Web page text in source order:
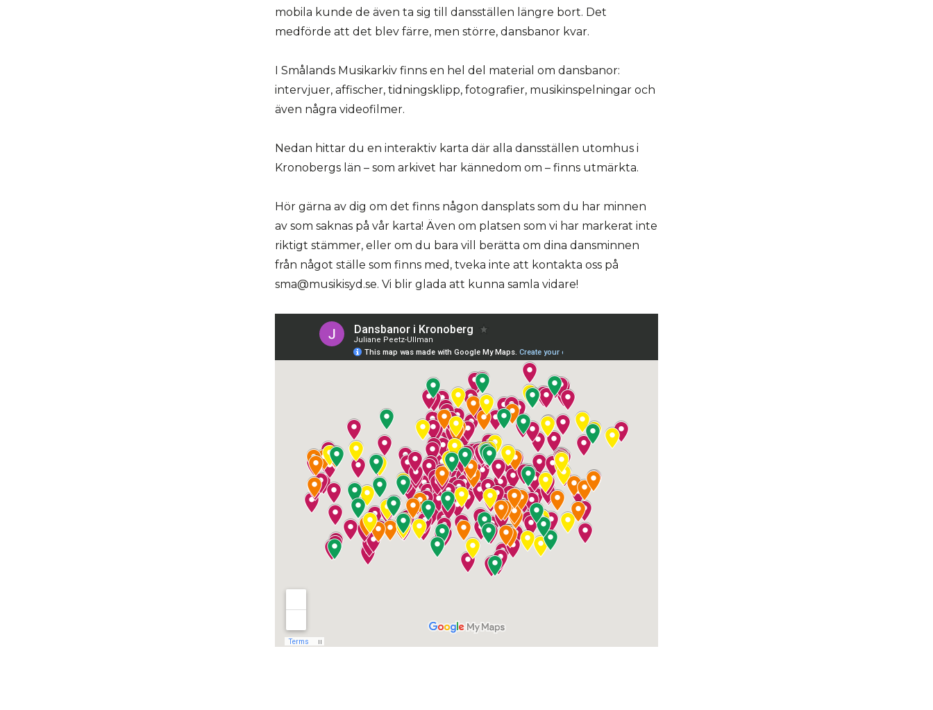
mobila kunde de även ta sig till dansställen längre bort. Det
medförde att det blev färre, men större, dansbanor kvar.
I Smålands Musikarkiv finns en hel del material om dansbanor:
intervjuer, affischer, tidningsklipp, fotografier, musikinspelningar och
även några videofilmer.
Nedan hittar du en interaktiv karta där alla dansställen utomhus i
Kronobergs län – som arkivet har kännedom om – finns utmärkta.
Hör gärna av dig om det finns någon dansplats som du har minnen
av som saknas på vår karta! Även om platsen som vi har markerat inte
riktigt stämmer, eller om du bara vill berätta om dina dansminnen
från något ställe som finns med, tveka inte att kontakta oss på
sma@musikisyd.se. Vi blir glada att kunna samla vidare!